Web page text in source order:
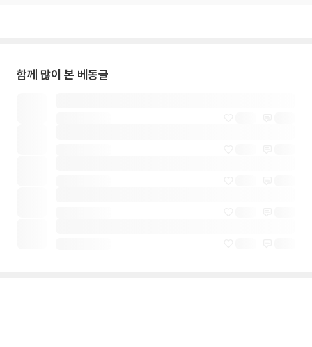
함께 많이 본 베동글